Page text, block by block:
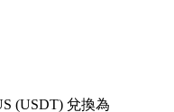
(USDT) 兌換為